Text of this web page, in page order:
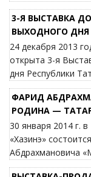
3-Я ВЫСТАВКА
ВЫХОДНОГО ДНЯ
24 декабря 2013
открыта 3-я
дня Республики
ФАРИД
РОДИНА —
30 января 2014 г.
«Хазинэ»
Абдрахмановича